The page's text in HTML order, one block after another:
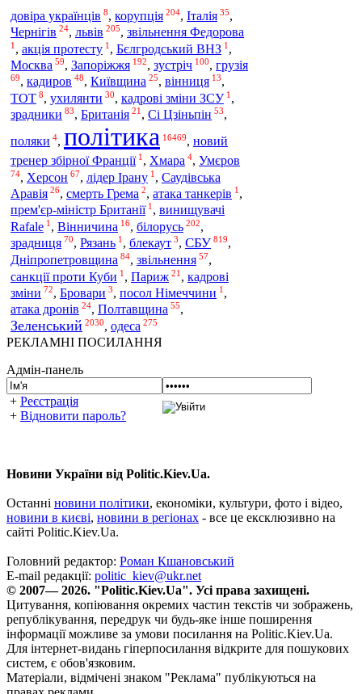
довіра українців 8, корупція 204, Італія 35,
Чернігів 24, львів 205, звільнення Федорова
1 , акція протесту 1 , Бєлгродський ВНЗ 1 ,
Москва 59, Запоріжжя 192, зустріч 100, грузія
69, кадиров 48, Київщина 25, вінниця 13,
ТОТ 8, ухилянти 30, кадрові зміни ЗСУ 1 ,
зрадники 83, Британія 21 , Сі Цзіньпін 53,
поляки 4, політика 16469, новий
тренер збірної Франції 1 , Хмара 4, Умєров
74, Херсон 67, лідер Ірану 1 , Саудівська
Аравія 26, смерть Грема 2, атака танкерів 1 ,
прем'єр-міністр Британії 1 , винищувачі
Rafale 1 , Вінничина 16, білорусь 202,
зрадниця 70, Рязань 1 , блекаут 3, СБУ 819,
Дніпропетровщина 84, звільнення 57,
санкції проти Куби 1 , Париж 21 , кадрові
зміни 72, Бровари 3, посол Німеччини 1 ,
атака дронів 24, Полтавщина 55,
Зеленський 2030, одеса 275
РЕКЛАМНІ ПОСИЛАННЯ
Адмін-панель
+ Реєстрація
+ Відновити пароль?
Новини України від Politic.Kiev.Ua.
Останні новини політики, економіки, культури, фото і відео,
новини в києві, новини в регіонах - все це ексклюзивно на
сайті Politic.Kiev.Ua.
Головний редактор: Роман Кшановський
E-mail редакції: politic_kiev@ukr.net
© 2007— 2026. "Politic.Kiev.Ua". Усі права захищені.
Цитування, копіювання окремих частин текстів чи зображень,
републікування, передрук чи будь-яке інше поширення
інформації можливе за умови посилання на Politic.Kiev.Ua.
Для інтернет-видань гіперпосилання відкрите для пошукових
систем, є обов'язковим.
Матеріали, відмічені знаком "Реклама" публікуються на